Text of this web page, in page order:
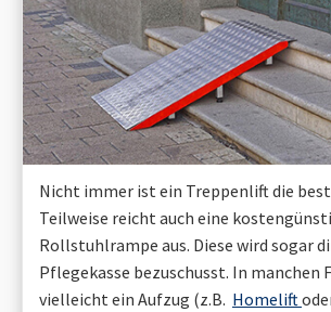
Nicht immer ist ein Treppenlift die
Teilweise reicht auch eine
Rollstuhlrampe aus. Diese wird sogar
Pflegekasse bezuschusst. In manchen
vielleicht ein Aufzug (z.B. Homelift